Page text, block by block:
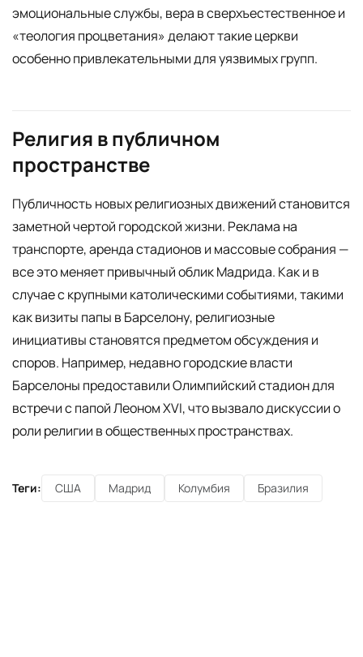
эмоциональные службы, вера в сверхъестественное и
«теология процветания» делают такие церкви
особенно привлекательными для уязвимых групп.
Религия в публичном
пространстве
Публичность новых религиозных движений становится
заметной чертой городской жизни. Реклама на
транспорте, аренда стадионов и массовые собрания —
все это меняет привычный облик Мадрида. Как и в
случае с крупными католическими событиями, такими
как визиты папы в Барселону, религиозные
инициативы становятся предметом обсуждения и
споров. Например, недавно городские власти
Барселоны предоставили Олимпийский стадион для
встречи с папой Леоном XVI, что вызвало дискуссии о
роли религии в общественных пространствах.
Теги: США Мадрид Колумбия Бразилия